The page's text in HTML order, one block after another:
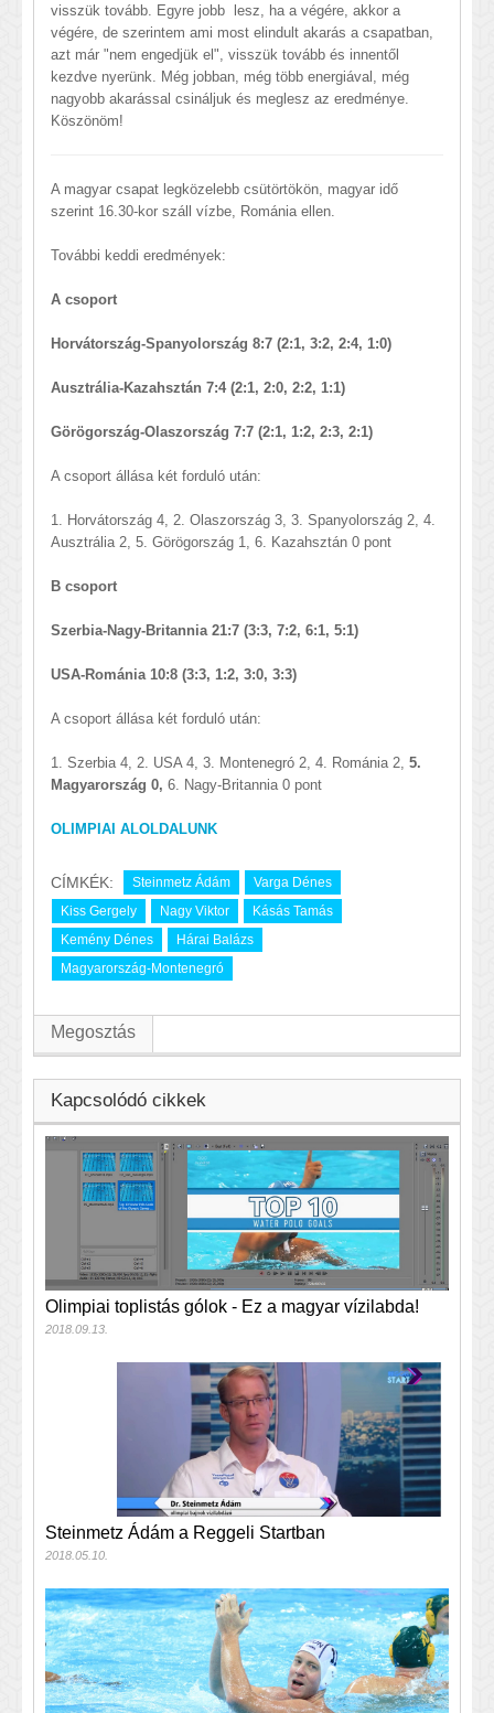
visszük tovább. Egyre jobb lesz, ha a végére, akkor a
végére, de szerintem ami most elindult akarás a csapatban,
azt már "nem engedjük el", visszük tovább és innentől
kezdve nyerünk. Még jobban, még több energiával, még
nagyobb akarással csináljuk és meglesz az eredménye.
Köszönöm!
A magyar csapat legközelebb csütörtökön, magyar idő
szerint 16.30-kor száll vízbe, Románia ellen.
További keddi eredmények:
A csoport
Horvátország-Spanyolország 8:7 (2:1, 3:2, 2:4, 1:0)
Ausztrália-Kazahsztán 7:4 (2:1, 2:0, 2:2, 1:1)
Görögország-Olaszország 7:7 (2:1, 1:2, 2:3, 2:1)
A csoport állása két forduló után:
1. Horvátország 4, 2. Olaszország 3, 3. Spanyolország 2, 4.
Ausztrália 2, 5. Görögország 1, 6. Kazahsztán 0 pont
B csoport
Szerbia-Nagy-Britannia 21:7 (3:3, 7:2, 6:1, 5:1)
USA-Románia 10:8 (3:3, 1:2, 3:0, 3:3)
A csoport állása két forduló után:
1. Szerbia 4, 2. USA 4, 3. Montenegró 2, 4. Románia 2, 5.
Magyarország 0, 6. Nagy-Britannia 0 pont
OLIMPIAI ALOLDALUNK
CÍMKÉK: Steinmetz Ádám
Varga Dénes
Kiss Gergely
Nagy Viktor
Kásás Tamás
Kemény Dénes
Hárai Balázs
Magyarország-Montenegró
Megosztás
Kapcsolódó cikkek
Olimpiai toplistás gólok - Ez a magyar vízilabda!
2018.09.13.
Steinmetz Ádám a Reggeli Startban
2018.05.10.